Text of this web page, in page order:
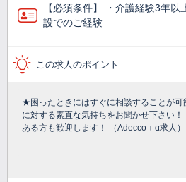
【必須条件】 ・介護経験3年
設でのご経験
この求人のポイント
★困ったときにはすぐに相談することが
に対する素直な気持ちをお聞かせ下さい
ある方も歓迎します！ （Adecco＋α求人）